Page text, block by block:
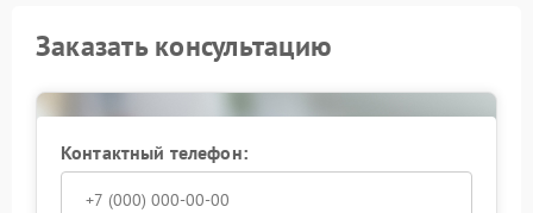
Заказать консультацию
Контактный телефон: